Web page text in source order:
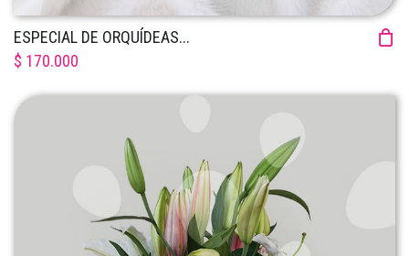
ESPECIAL DE ORQUÍDEAS...
$ 170.000